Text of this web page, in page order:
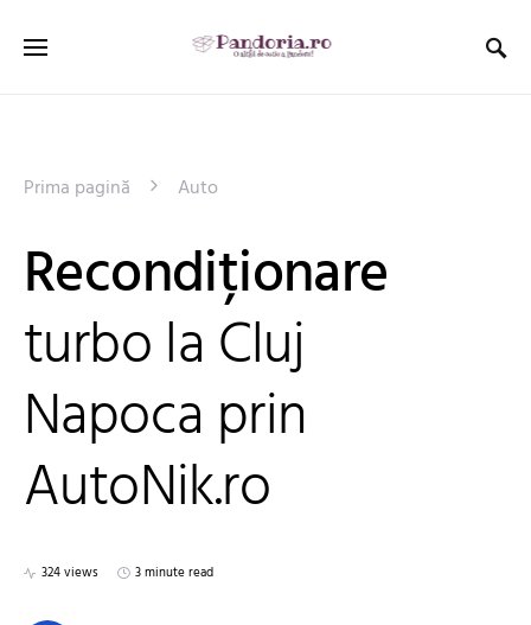
Prima pagină Auto
Recondiționare
turbo la Cluj
Napoca prin
AutoNik.ro
324 views 3 minute read